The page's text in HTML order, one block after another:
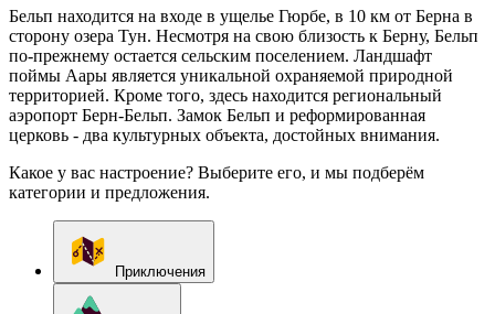
Бельп находится на входе в ущелье Гюрбе, в 10 км от Берна в
сторону озера Тун. Несмотря на свою близость к Берну, Бельп
по-прежнему остается сельским поселением. Ландшафт
поймы Аары является уникальной охраняемой природной
территорией. Кроме того, здесь находится региональный
аэропорт Берн-Бельп. Замок Бельп и реформированная
церковь - два культурных объекта, достойных внимания.
Какое у вас настроение? Выберите его, и мы подберём
категории и предложения.
Приключения